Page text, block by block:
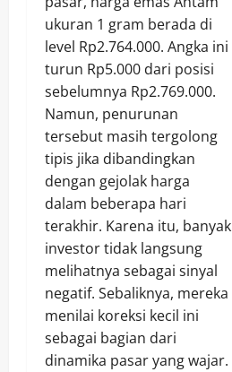
ukuran 1 gram berada di
level Rp2.764.000. Angka ini
turun Rp5.000 dari posisi
sebelumnya Rp2.769.000.
Namun, penurunan
tersebut masih tergolong
tipis jika dibandingkan
dengan gejolak harga
dalam beberapa hari
terakhir. Karena itu, banyak
investor tidak langsung
melihatnya sebagai sinyal
negatif. Sebaliknya, mereka
menilai koreksi kecil ini
sebagai bagian dari
dinamika pasar yang wajar.